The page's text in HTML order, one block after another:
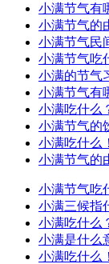
小满节气有
小满节气的
小满节气民
小满节气吃
小满的节气
小满节气有
小满吃什么
小满节气的
小满吃什么
小满节气的
小满节气吃
小满三候指
小满吃什么
小满是什么
小满吃什么